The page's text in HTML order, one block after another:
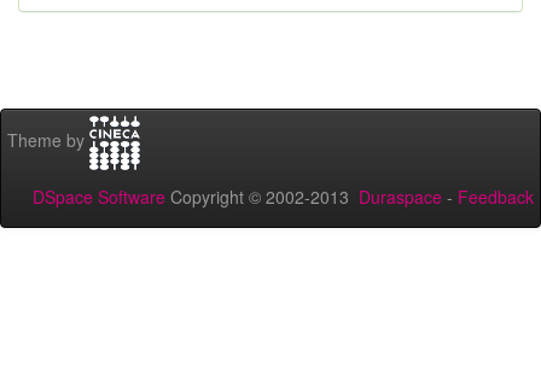
Theme by
DSpace Software Copyright © 2002-2013 Duraspace - Feedback